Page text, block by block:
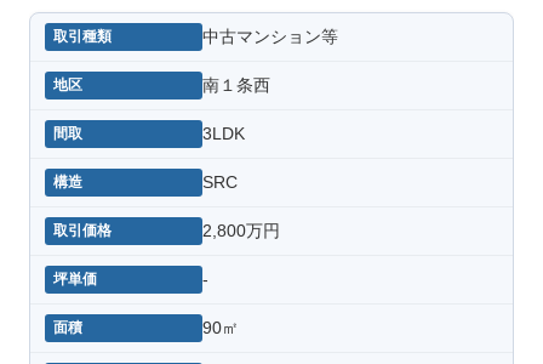
中古マンション等
南１条西
3LDK
SRC
2,800万円
-
90㎡